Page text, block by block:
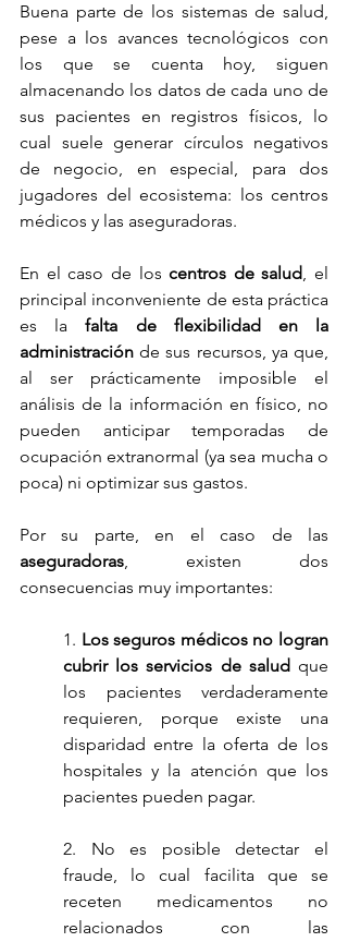
Buena parte de los sistemas de salud,
pese a los avances tecnológicos con
los que se cuenta hoy, siguen
almacenando los datos de cada uno de
sus pacientes en registros físicos, lo
cual suele generar círculos negativos
de negocio, en especial, para dos
jugadores del ecosistema: los centros
médicos y las aseguradoras.
En el caso de los centros de salud, el
principal inconveniente de esta práctica
es la falta de flexibilidad en la
administración de sus recursos, ya que,
al ser prácticamente imposible el
análisis de la información en físico, no
pueden anticipar temporadas de
ocupación extranormal (ya sea mucha o
poca) ni optimizar sus gastos.
aseguradoras, existen dos
consecuencias muy importantes:
1. Los seguros médicos no logran
cubrir los servicios de salud que
los pacientes verdaderamente
requieren, porque existe una
disparidad entre la oferta de los
hospitales y la atención que los
pacientes pueden pagar.
2. No es posible detectar el
fraude, lo cual facilita que se
receten medicamentos no
relacionados con las